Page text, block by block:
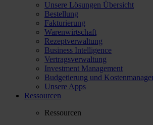
Unsere Lösungen Übersicht
Bestellung
Fakturierung
Warenwirtschaft
Rezeptverwaltung
Business Intelligence
Vertragsverwaltung
Investment Management
Budgetierung und
Unsere Apps
Ressourcen
Ressourcen